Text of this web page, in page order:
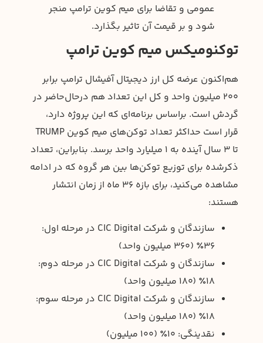
عمومی و تقاضا برای میم کوین ترامپ منجر
شود و بر قیمت آن تاثیر بگذارد.
توکنومیکس میم کوین ترامپ
هم‌اکنون عرضه کل ارز دیجیتال آفیشال ترامپ برابر
۲۰۰ میلیون واحد و کل این تعداد هم درحال‌حاضر در
گردش است. براساس برنامه‌ای که این پروژه دارد،
قرار است حداکثر تعداد توکن‌های میم کوین TRUMP
تا ۳ سال آینده به ۱ میلیارد واحد برسد. بنابراین، تعداد
ذکرشده برای توزیع توکن‌ها بین هر گروه که در ادامه
مشاهده می‌کنید، برای بازه ۳۶ ماه از زمان انتشار
هستند:
سازندگان و شرکت CIC Digital در مرحله اول:
۳۶٪ (۳۶۰ میلیون واحد)
سازندگان و شرکت CIC Digital در مرحله دوم:
۱۸٪ (۱۸۰ میلیون واحد)
سازندگان و شرکت CIC Digital در مرحله سوم:
۱۸٪ (۱۸۰ میلیون واحد)
نقدینگی: ۱۰٪ (۱۰۰ میلیون)